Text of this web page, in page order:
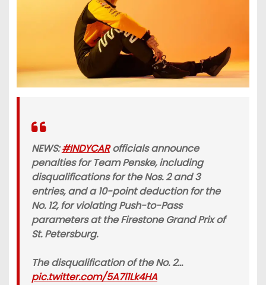
NEWS:#INDYCARofficials announce
penalties for Team Penske, including
disqualifications for the Nos. 2 and 3
entries, and a 10-point deduction for the
No. 12, for violating Push-to-Pass
parameters at the Firestone Grand Prix of
St. Petersburg.
The disqualification of the No. 2…
pic.twitter.com/5A7l1Lk4HA